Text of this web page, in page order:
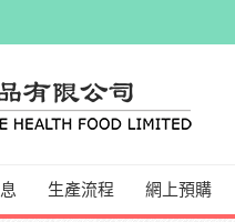
生產流程 網上預購